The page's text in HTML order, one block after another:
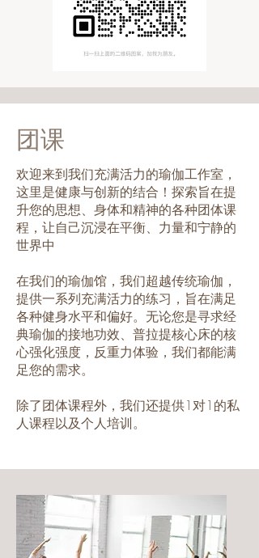
团课
欢迎来到我们充满活力的瑜伽工作室，
这里是健康与创新的结合！探索旨在提
升您的思想、身体和精神的各种团体课
程，让自己沉浸在平衡、力量和宁静的
世界中
在我们的瑜伽馆，我们超越传统瑜伽，
提供一系列充满活力的练习，旨在满足
各种健身水平和偏好。无论您是寻求经
典瑜伽的接地功效、普拉提核心床的核
心强化强度，反重力体验，我们都能满
足您的需求。
除了团体课程外，我们还提供1对1的私
人课程以及个人培训。